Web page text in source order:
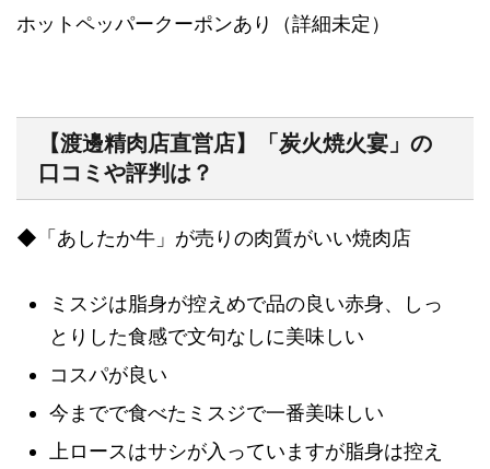
ホットペッパークーポンあり（詳細未定）
【渡邊精肉店直営店】「炭火焼火宴」の
口コミや評判は？
◆ 「あしたか牛」が売りの肉質がいい焼肉店
ミスジは脂身が控えめで品の良い赤身、しっ
とりした食感で文句なしに美味しい
コスパが良い
今までで食べたミスジで一番美味しい
上ロースはサシが入っていますが脂身は控え